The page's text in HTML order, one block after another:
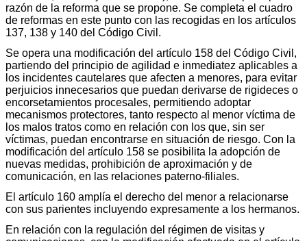
razón de la reforma que se propone. Se completa el cuadro
de reformas en este punto con las recogidas en los artículos
137, 138 y 140 del Código Civil.
Se opera una modificación del artículo 158 del Código Civil,
partiendo del principio de agilidad e inmediatez aplicables a
los incidentes cautelares que afecten a menores, para evitar
perjuicios innecesarios que puedan derivarse de rigideces o
encorsetamientos procesales, permitiendo adoptar
mecanismos protectores, tanto respecto al menor víctima de
los malos tratos como en relación con los que, sin ser
víctimas, puedan encontrarse en situación de riesgo. Con la
modificación del artículo 158 se posibilita la adopción de
nuevas medidas, prohibición de aproximación y de
comunicación, en las relaciones paterno-filiales.
El artículo 160 amplía el derecho del menor a relacionarse
con sus parientes incluyendo expresamente a los hermanos.
En relación con la regulación del régimen de visitas y